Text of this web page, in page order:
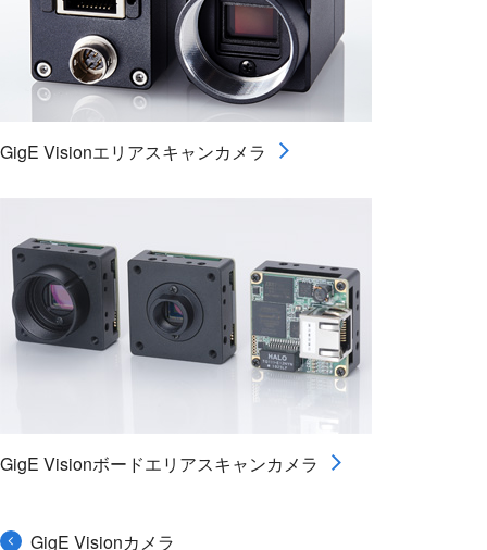
GigE Visionエリアスキャンカメラ
GigE Visionボードエリアスキャンカメラ
GigE Visionカメラ